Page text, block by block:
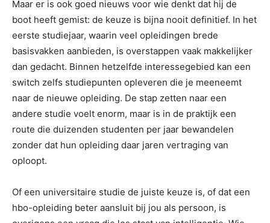
Maar er is ook goed nieuws voor wie denkt dat hij de
boot heeft gemist: de keuze is bijna nooit definitief. In het
eerste studiejaar, waarin veel opleidingen brede
basisvakken aanbieden, is overstappen vaak makkelijker
dan gedacht. Binnen hetzelfde interessegebied kan een
switch zelfs studiepunten opleveren die je meeneemt
naar de nieuwe opleiding. De stap zetten naar een
andere studie voelt enorm, maar is in de praktijk een
route die duizenden studenten per jaar bewandelen
zonder dat hun opleiding daar jaren vertraging van
oploopt.
Of een universitaire studie de juiste keuze is, of dat een
hbo-opleiding beter aansluit bij jou als persoon, is